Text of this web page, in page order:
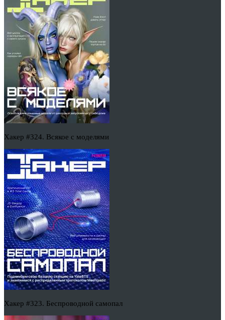
Хакер #324. Всякое с моделями
Хакер #323. Беспроводной самопал